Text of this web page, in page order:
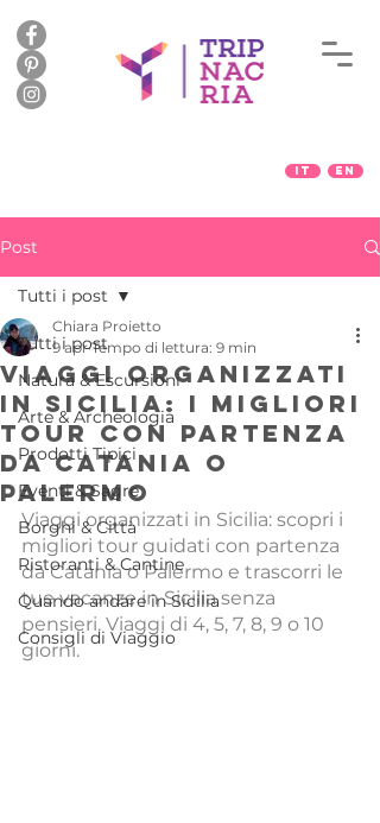
Post
Tutti i post
Natura & Escursioni
Arte & Archeologia
Prodotti Tipici
Eventi & Sagre
Borghi & Città
Ristoranti & Cantine
Quando andare in Sicilia
Consigli di Viaggio
Tutti i post
Viaggi organizzati
in Sicilia: i migliori
tour con partenza
da Catania o
Palermo
Chiara Proietto
9 apr Tempo di lettura: 9 min
Viaggi organizzati in Sicilia: scopri i
migliori tour guidati con partenza
da Catania o Palermo e trascorri le
tue vacanze in Sicilia senza
pensieri. Viaggi di 4, 5, 7, 8, 9 o 10
giorni.
IT EN